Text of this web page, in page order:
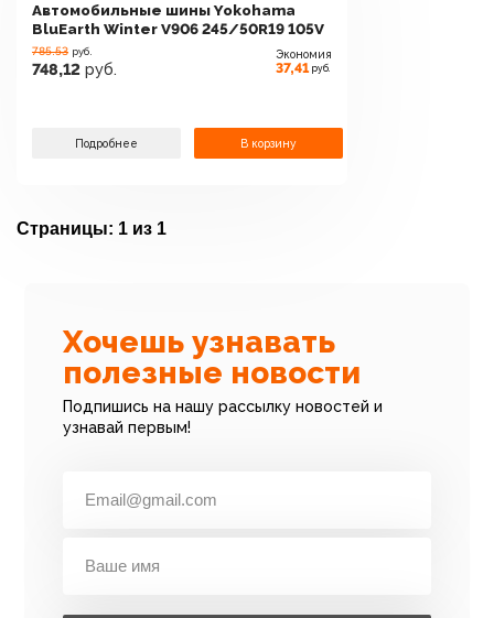
Автомобильные шины Yokohama
BluEarth Winter V906 245/50R19 105V
785.53 руб.
748,12 руб.
Экономия
37,41 руб.
Подробнее В корзину
Страницы: 1 из 1
Хочешь узнавать
полезные новости
Подпишись на нашу рассылку новостей и
узнавай первым!